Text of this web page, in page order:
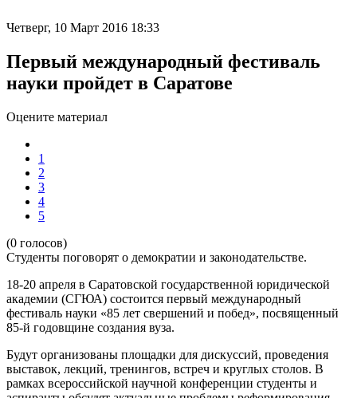
Четверг, 10 Март 2016 18:33
Первый международный фестиваль
науки пройдет в Саратове
Оцените материал
1
2
3
4
5
(0 голосов)
Студенты поговорят о демократии и законодательстве.
18-20 апреля в Саратовской государственной юридической
академии (СГЮА) состоится первый международный
фестиваль науки «85 лет свершений и побед», посвященный
85-й годовщине создания вуза.
Будут организованы площадки для дискуссий, проведения
выставок, лекций, тренингов, встреч и круглых столов. В
рамках всероссийской научной конференции студенты и